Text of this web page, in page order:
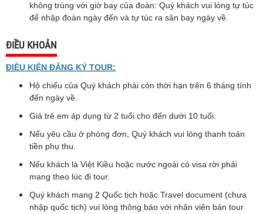
không trùng với giờ bay của đoàn: Quý khách vui lòng tự túc
để nhập đoàn ngày đến và tự túc ra sân bay ngày về.
ĐIỀU KHOẢN
ĐIỀU KIỆN ĐĂNG KÝ TOUR:
Hộ chiếu của Quý khách phải còn thời hạn trên 6 tháng tính
đến ngày về.
Giá trẻ em áp dụng từ 2 tuổi cho đến dưới 10 tuổi.
Nếu yêu cầu ở phòng đơn, Quý khách vui lòng thanh toán
tiền phụ thu.
Nếu khách là Việt Kiều hoặc nước ngoài có visa rời phải
mang theo lúc đi tour.
Quý khách mang 2 Quốc tịch hoặc Travel document (chưa
nhập quốc tịch) vui lòng thông báo với nhân viên bán tour